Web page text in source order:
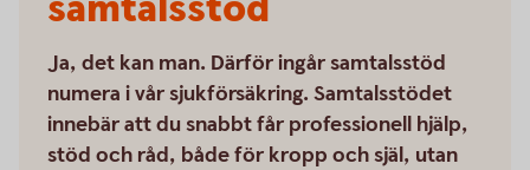
Ja, det kan man. Därför ingår samtalsstöd
numera i vår sjukförsäkring. Samtalsstödet
innebär att du snabbt får professionell hjälp,
stöd och råd, både för kropp och själ, utan